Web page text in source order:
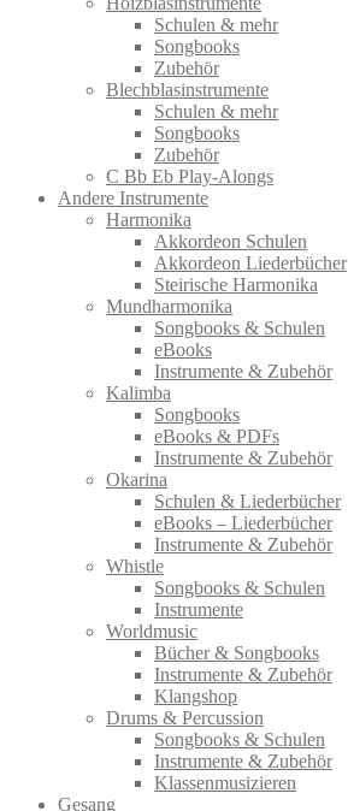
Schulen & mehr
Songbooks
Zubehör
Blechblasinstrumente
Schulen & mehr
Songbooks
Zubehör
C Bb Eb Play-Alongs
Andere Instrumente
Harmonika
Akkordeon Schulen
Akkordeon Liederbücher
Steirische Harmonika
Mundharmonika
Songbooks & Schulen
eBooks
Instrumente & Zubehör
Kalimba
Songbooks
eBooks & PDFs
Instrumente & Zubehör
Okarina
Schulen & Liederbücher
eBooks – Liederbücher
Instrumente & Zubehör
Whistle
Songbooks & Schulen
Instrumente
Worldmusic
Bücher & Songbooks
Instrumente & Zubehör
Klangshop
Drums & Percussion
Songbooks & Schulen
Instrumente & Zubehör
Klassenmusizieren
Gesang